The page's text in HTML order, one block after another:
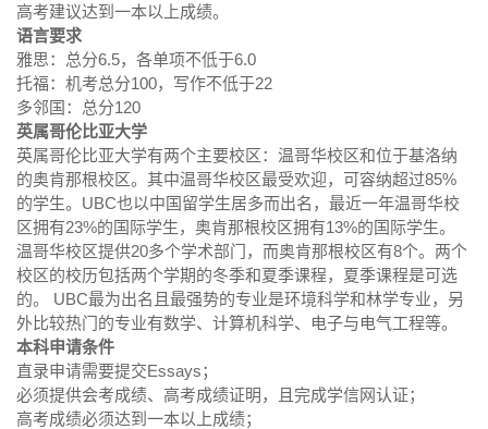
高考建议达到一本以上成绩。
语言要求
雅思：总分6.5，各单项不低于6.0
托福：机考总分100，写作不低于22
多邻国：总分120
英属哥伦比亚大学
英属哥伦比亚大学有两个主要校区：温哥华校区和位于基洛纳
的奥肯那根校区。其中温哥华校区最受欢迎，可容纳超过85%
的学生。UBC也以中国留学生居多而出名，最近一年温哥华校
区拥有23%的国际学生，奥肯那根校区拥有13%的国际学生。
温哥华校区提供20多个学术部门，而奥肯那根校区有8个。两个
校区的校历包括两个学期的冬季和夏季课程，夏季课程是可选
的。 UBC最为出名且最强势的专业是环境科学和林学专业，另
外比较热门的专业有数学、计算机科学、电子与电气工程等。
本科申请条件
直录申请需要提交Essays；
必须提供会考成绩、高考成绩证明，且完成学信网认证；
高考成绩必须达到一本以上成绩；